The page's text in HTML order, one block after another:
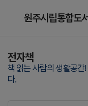
원주시립통합도
전자책
책 읽는 사람의 생활공간
다.